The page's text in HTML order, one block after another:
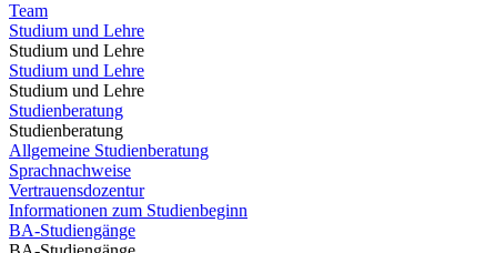
Team
Studium und Lehre
Studium und Lehre
Studium und Lehre
Studium und Lehre
Studienberatung
Studienberatung
Allgemeine Studienberatung
Sprachnachweise
Vertrauensdozentur
Informationen zum Studienbeginn
BA-Studiengänge